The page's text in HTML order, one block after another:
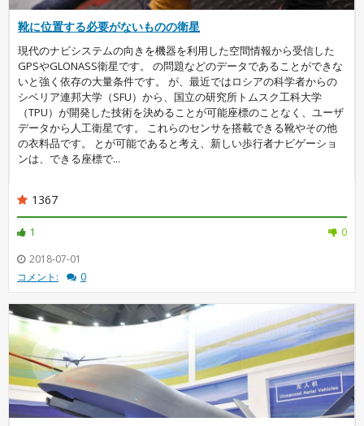
靴に位置する必要がないものの衛星
現代のナビシステムの向きを機器を利用した空間情報から受信した
GPSやGLONASS衛星です。 の問題などのデータであることができな
いと強く依存の大量条件です。 が、最近ではロシアの科学者からの
シベリア連邦大学（SFU）から、国立の研究所トムスク工科大学
（TPU）が開発した技術を決めることが可能座標のことなく、ユーザ
データから人工衛星です。 これらのセンサを搭載できる靴やその他
の衣料品です。 とが可能であると考え、新しい歩行者ナビゲーショ
ンは、できる座標で...
1367
1
0
2018-07-01
コメント:
0